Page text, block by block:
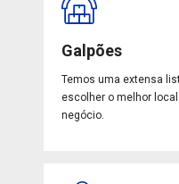
Galpões
Temos uma extensa
escolher o melhor
negócio.